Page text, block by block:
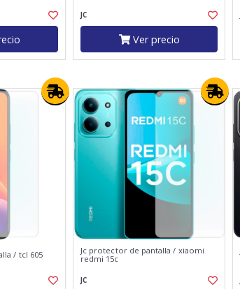
JC
Ver precio
/ tcl 605
Jc protector de pantalla / xiaomi
redmi 15c
JC